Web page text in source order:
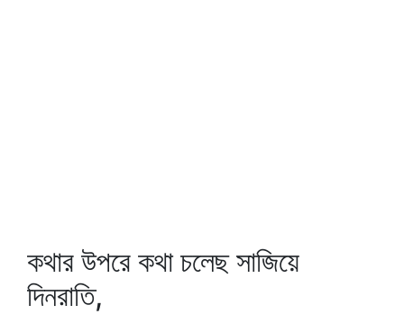
কথার উপরে কথা চলেছ সাজিয়ে
দিনরাতি,